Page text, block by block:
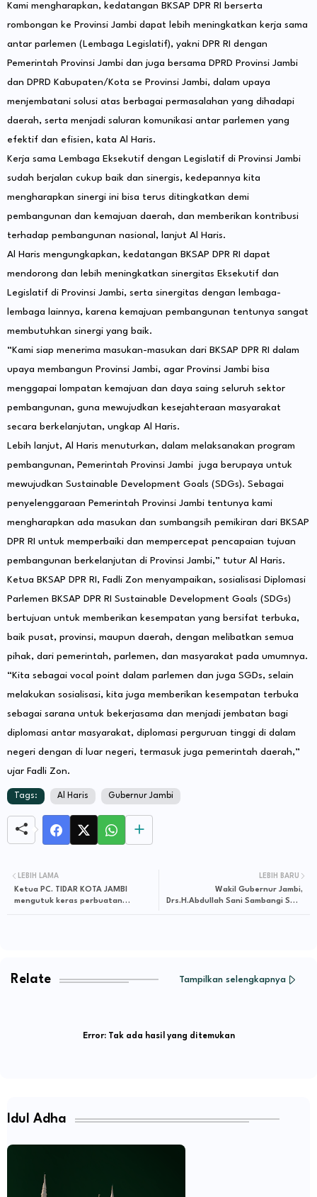
Kami mengharapkan, kedatangan BKSAP DPR RI berserta
rombongan ke Provinsi Jambi dapat lebih meningkatkan kerja sama
antar parlemen (Lembaga Legislatif), yakni DPR RI dengan
Pemerintah Provinsi Jambi dan juga bersama DPRD Provinsi Jambi
dan DPRD Kabupaten/Kota se Provinsi Jambi, dalam upaya
menjembatani solusi atas berbagai permasalahan yang dihadapi
daerah, serta menjadi saluran komunikasi antar parlemen yang
efektif dan efisien, kata Al Haris.
Kerja sama Lembaga Eksekutif dengan Legislatif di Provinsi Jambi
sudah berjalan cukup baik dan sinergis, kedepannya kita
mengharapkan sinergi ini bisa terus ditingkatkan demi
pembangunan dan kemajuan daerah, dan memberikan kontribusi
terhadap pembangunan nasional, lanjut Al Haris.
Al Haris mengungkapkan, kedatangan BKSAP DPR RI dapat
mendorong dan lebih meningkatkan sinergitas Eksekutif dan
Legislatif di Provinsi Jambi, serta sinergitas dengan lembaga-
lembaga lainnya, karena kemajuan pembangunan tentunya sangat
membutuhkan sinergi yang baik.
“Kami siap menerima masukan-masukan dari BKSAP DPR RI dalam
upaya membangun Provinsi Jambi, agar Provinsi Jambi bisa
menggapai lompatan kemajuan dan daya saing seluruh sektor
pembangunan, guna mewujudkan kesejahteraan masyarakat
secara berkelanjutan, ungkap Al Haris.
Lebih lanjut, Al Haris menuturkan, dalam melaksanakan program
pembangunan, Pemerintah Provinsi Jambi juga berupaya untuk
mewujudkan Sustainable Development Goals (SDGs). Sebagai
penyelenggaraan Pemerintah Provinsi Jambi tentunya kami
mengharapkan ada masukan dan sumbangsih pemikiran dari BKSAP
DPR RI untuk memperbaiki dan mempercepat pencapaian tujuan
pembangunan berkelanjutan di Provinsi Jambi,” tutur Al Haris.
Ketua BKSAP DPR RI, Fadli Zon menyampaikan, sosialisasi Diplomasi
Parlemen BKSAP DPR RI Sustainable Development Goals (SDGs)
bertujuan untuk memberikan kesempatan yang bersifat terbuka,
baik pusat, provinsi, maupun daerah, dengan melibatkan semua
pihak, dari pemerintah, parlemen, dan masyarakat pada umumnya.
“Kita sebagai vocal point dalam parlemen dan juga SGDs, selain
melakukan sosialisasi, kita juga memberikan kesempatan terbuka
sebagai sarana untuk bekerjasama dan menjadi jembatan bagi
diplomasi antar masyarakat, diplomasi perguruan tinggi di dalam
negeri dengan di luar negeri, termasuk juga pemerintah daerah,”
ujar Fadli Zon.
Tags: Al Haris Gubernur Jambi
LEBIH BARU
Wakil Gubernur Jambi,
Drs.H.Abdullah Sani Sambangi SMA
LEBIH LAMA
Ketua PC. TIDAR KOTA JAMBI
mengutuk keras perbuatan
Relate Tampilkan selengkapnya
Error:Tak ada hasil yang ditemukan
Idul Adha